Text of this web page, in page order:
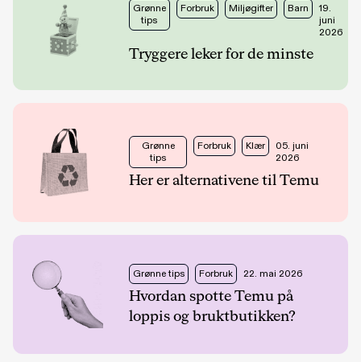
Grønne
tips
Forbruk Miljøgifter Barn
19.
juni
2026
Tryggere leker for de minste
Grønne
tips
Forbruk Klær
05. juni
2026
Her er alternativene til Temu
Grønne tips Forbruk 22. mai 2026
Hvordan spotte Temu på
loppis og bruktbutikken?